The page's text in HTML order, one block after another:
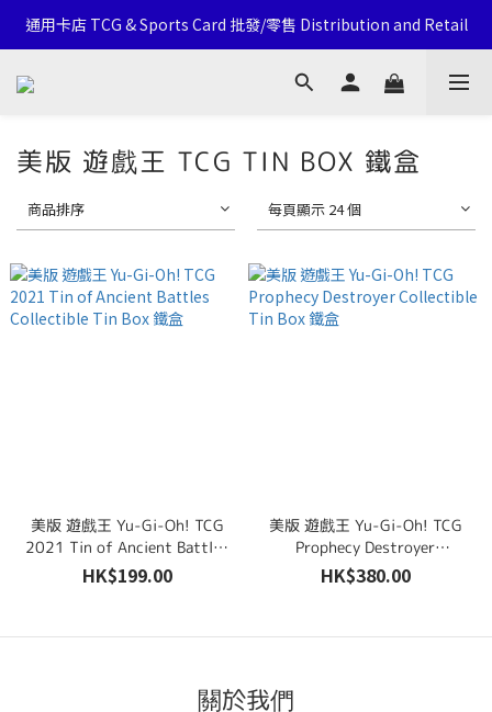
通用卡店 TCG & Sports Card 批發/零售 Distribution and Retail
通用卡店 TCG & Sports Card 批發/零售 Distribution and Retail
Click Here To Follow Our Social Media
通用卡店 TCG & Sports Card 批發/零售 Distribution and Retail
美版 遊戲王 TCG TIN BOX 鐵盒
商品排序 每頁顯示 24 個
美版 遊戲王 Yu-Gi-Oh! TCG
2021 Tin of Ancient Battles
Collectible Tin Box 鐵盒
HK$199.00
美版 遊戲王 Yu-Gi-Oh! TCG
Prophecy Destroyer
HK$380.00
關於我們